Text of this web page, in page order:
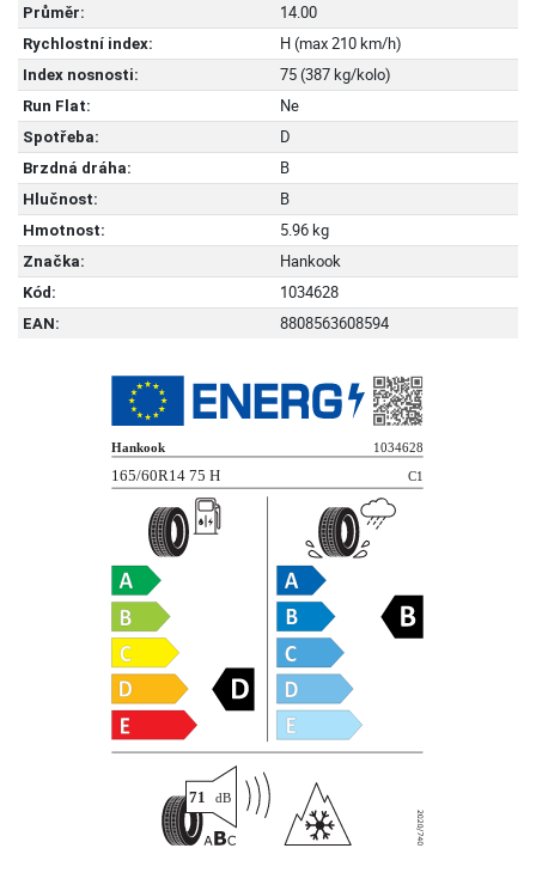
Průměr: 14.00
Rychlostní index: H (max 210 km/h)
Index nosnosti: 75 (387 kg/kolo)
Run Flat: Ne
Spotřeba: D
Brzdná dráha: B
Hlučnost: B
Hmotnost: 5.96 kg
Značka: Hankook
Kód: 1034628
EAN: 8808563608594